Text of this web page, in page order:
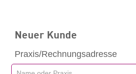
Neuer Kunde
Praxis/Rechnungsadresse